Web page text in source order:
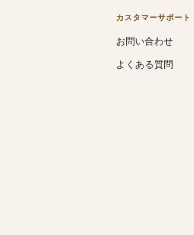
カスタマーサポート
お問い合わせ
よくある質問